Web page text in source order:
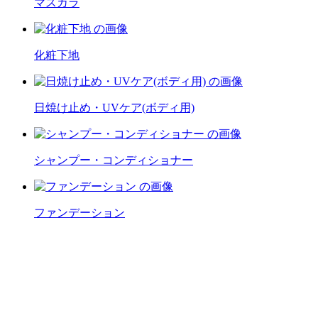
マスカラ
化粧下地
日焼け止め・UVケア(ボディ用)
シャンプー・コンディショナー
ファンデーション